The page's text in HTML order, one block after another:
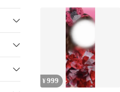
¥999